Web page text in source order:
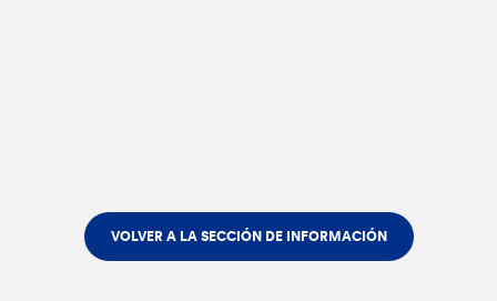
VOLVER A LA SECCIÓN DE INFORMACIÓN